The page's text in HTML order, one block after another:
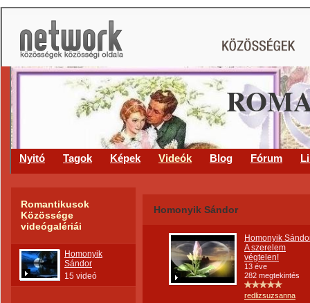
Nyitó Tagok Képek Videók Blog Fórum
Romantikusok
Közössége
videógalériái
Homonyik
Sándor
15 videó
Homonyik Sándor
Homonyik
A szerelem
végtelen!
13 éve
282 megtekintés
redlizsuzsanna